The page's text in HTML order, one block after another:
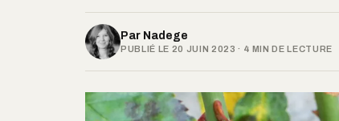
Par Nadege
PUBLIÉ LE 20 JUIN 2023 · 4 MIN DE LECTURE